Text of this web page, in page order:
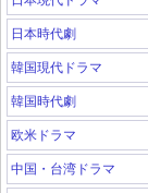
日本時代劇
韓国現代ドラマ
韓国時代劇
欧米ドラマ
中国・台湾ドラマ